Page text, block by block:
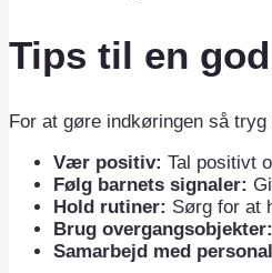
Tips til en
For at gøre indkøringen så
Vær positiv: Tal positivt
Følg barnets signaler:
Hold rutiner: Sørg for at
Brug overgangsobjekter:
Samarbejd med